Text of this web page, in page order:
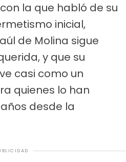
la que habló de su
inicial,
de Molina sigue
y que su
casi como un
quienes lo han
desde la